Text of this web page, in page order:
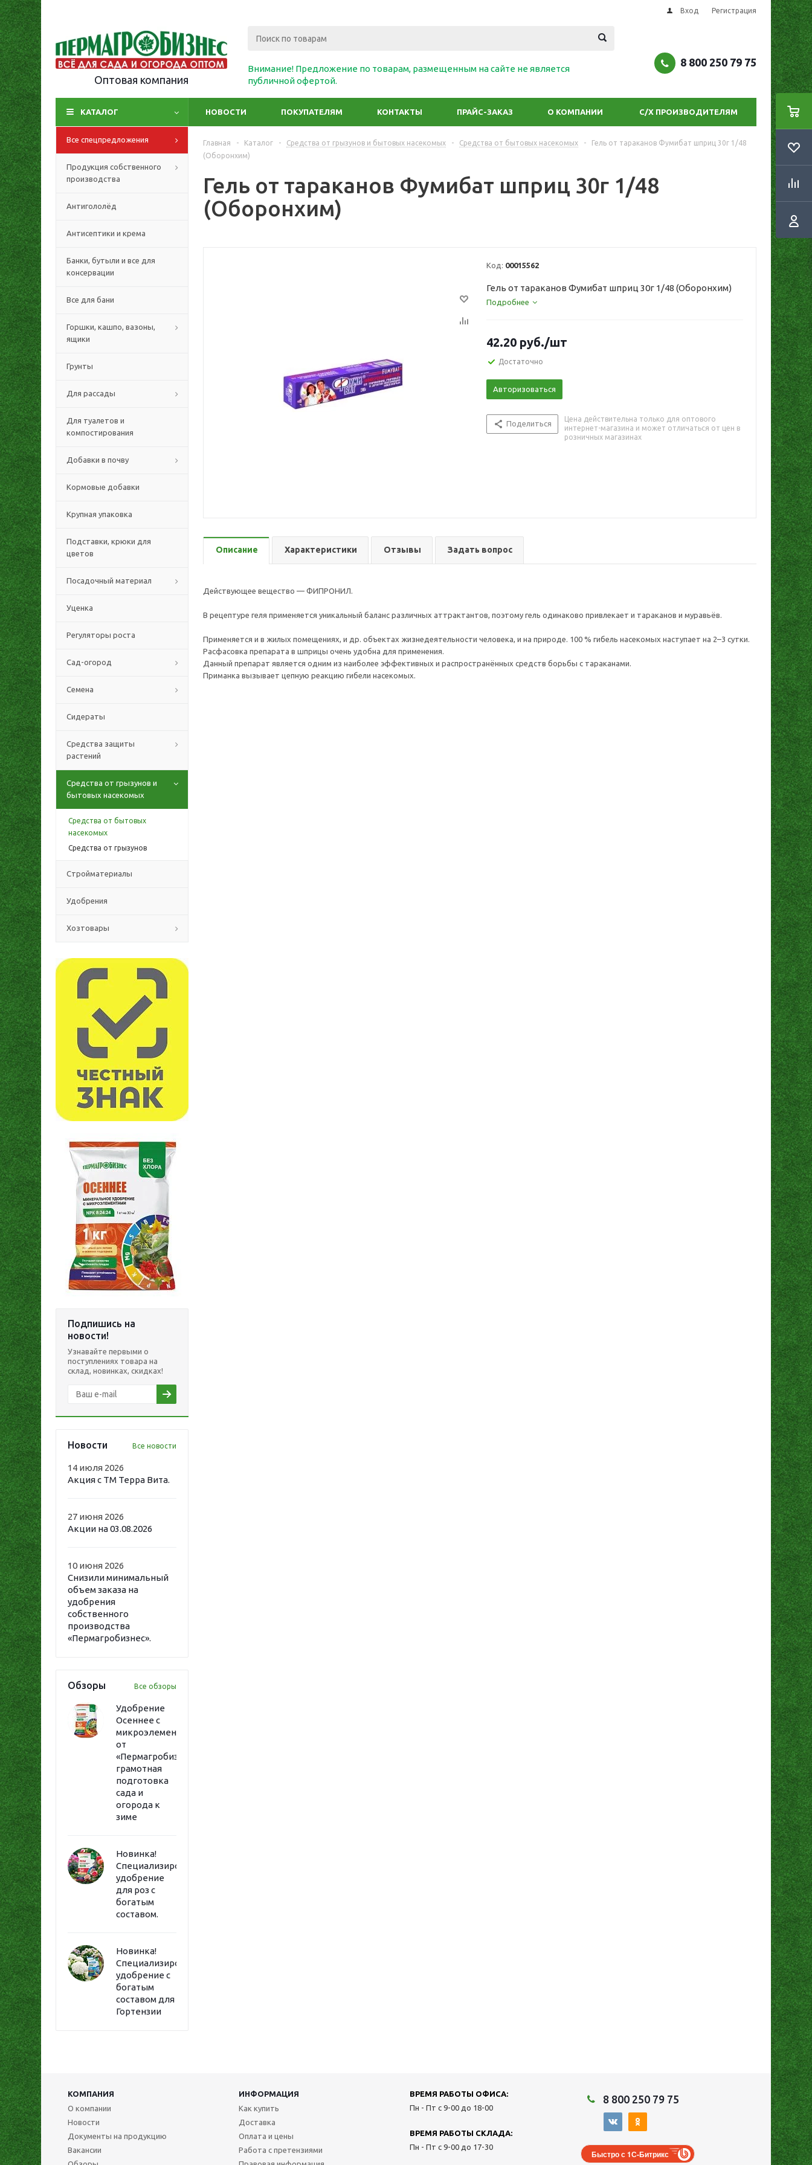
Вход Регистрация
Оптовая компания
Внимание! Предложение по товарам, размещенным на сайте не является
публичной офертой.
8 800 250 79 75
КАТАЛОГ НОВОСТИ ПОКУПАТЕЛЯМ КОНТАКТЫ ПРАЙС-ЗАКАЗ О КОМПАНИИ С/Х ПРОИЗВОДИТЕЛЯМ
Все спецпредложения
Продукция собственного
производства
Антигололёд
Антисептики и крема
Банки, бутыли и все для
консервации
Все для бани
Горшки, кашпо, вазоны,
ящики
Грунты
Для рассады
Для туалетов и
компостирования
Добавки в почву
Кормовые добавки
Крупная упаковка
Подставки, крюки для
цветов
Посадочный материал
Уценка
Регуляторы роста
Сад-огород
Семена
Сидераты
Средства защиты
растений
Средства от грызунов и
бытовых насекомых
Средства от бытовых
насекомых
Средства от грызунов
Стройматериалы
Удобрения
Хозтовары
Подпишись на
новости!
Узнавайте первыми о
поступлениях товара на
склад, новинках, скидках!
Новости Все новости
14 июля 2026
Акция с ТМ Терра Вита.
27 июня 2026
Акции на 03.08.2026
10 июня 2026
Снизили минимальный
объем заказа на
удобрения
собственного
производства
«Пермагробизнес».
Обзоры Все обзоры
Удобрение
Осеннее с
микроэлементами
от
«Пермагробизнес»:
грамотная
подготовка
сада и
огорода к
зиме
Новинка!
Специализированное
удобрение
для роз с
богатым
составом.
Новинка!
Специализированное
удобрение с
богатым
составом для
Гортензии
Главная - Каталог - Средства от грызунов и бытовых насекомых - Средства от бытовых насекомых -
Гель от тараканов Фумибат шприц 30г 1/48
(Оборонхим)
Гель от тараканов Фумибат шприц 30г 1/48
(Оборонхим)
Код: 00015562
Гель от тараканов Фумибат шприц 30г 1/48 (Оборонхим)
Подробнее
42.20 руб./шт
Достаточно
Авторизоваться
Поделиться
Цена действительна только для оптового
интернет-магазина и может отличаться от цен в
розничных магазинах
Описание Характеристики Отзывы Задать вопрос
Действующее вещество — ФИПРОНИЛ.
В рецептуре геля применяется уникальный баланс различных аттрактантов, поэтому гель одинаково привлекает и тараканов и муравьёв.
Применяется и в жилых помещениях, и др. объектах жизнедеятельности человека, и на природе. 100 % гибель насекомых наступает на 2–3 сутки.
Расфасовка препарата в шприцы очень удобна для применения.
Данный препарат является одним из наиболее эффективных и распространённых средств борьбы с тараканами.
Приманка вызывает цепную реакцию гибели насекомых.
КОМПАНИЯ
ИНФОРМАЦИЯ
О компании
Новости
Документы на продукцию
Вакансии
Как купить
Доставка
Оплата и цены
Работа с претензиями
ВРЕМЯ РАБОТЫ ОФИСА:
Пн - Пт с 9-00 до 18-00
ВРЕМЯ РАБОТЫ СКЛАДА:
Пн - Пт с 9-00 до 17-30
8 800 250 79 75
Быстро с 1С-Битрикс